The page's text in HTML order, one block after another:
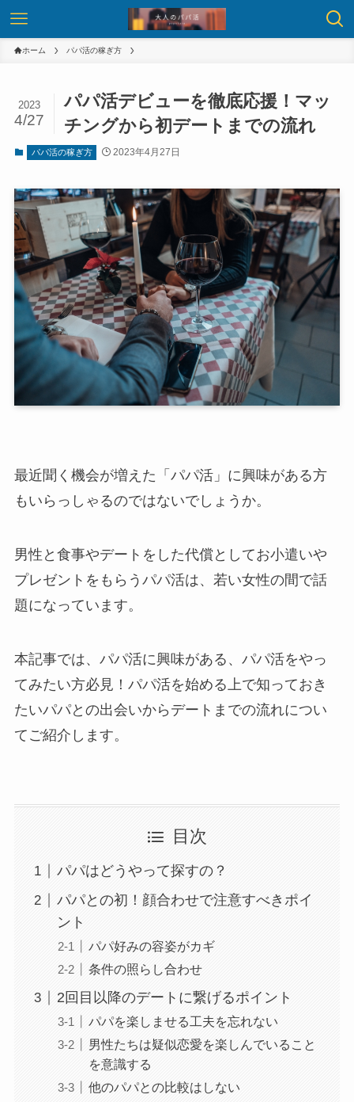
ホーム パパ活の稼ぎ方
パパ活デビューを徹底応援！マッ
チングから初デートまでの流れ
2023
4/27
パパ活の稼ぎ方 2023年4月27日
最近聞く機会が増えた「パパ活」に興味がある方
もいらっしゃるのではないでしょうか。
男性と食事やデートをした代償としてお小遣いや
プレゼントをもらうパパ活は、若い女性の間で話
題になっています。
本記事では、パパ活に興味がある、パパ活をやっ
てみたい方必見！パパ活を始める上で知っておき
たいパパとの出会いからデートまでの流れについ
てご紹介します。
目次
パパはどうやって探すの？
パパとの初！顔合わせで注意すべきポイ
ント
パパ好みの容姿がカギ
条件の照らし合わせ
2回目以降のデートに繋げるポイント
パパを楽しませる工夫を忘れない
男性たちは疑似恋愛を楽しんでいること
を意識する
他のパパとの比較はしない